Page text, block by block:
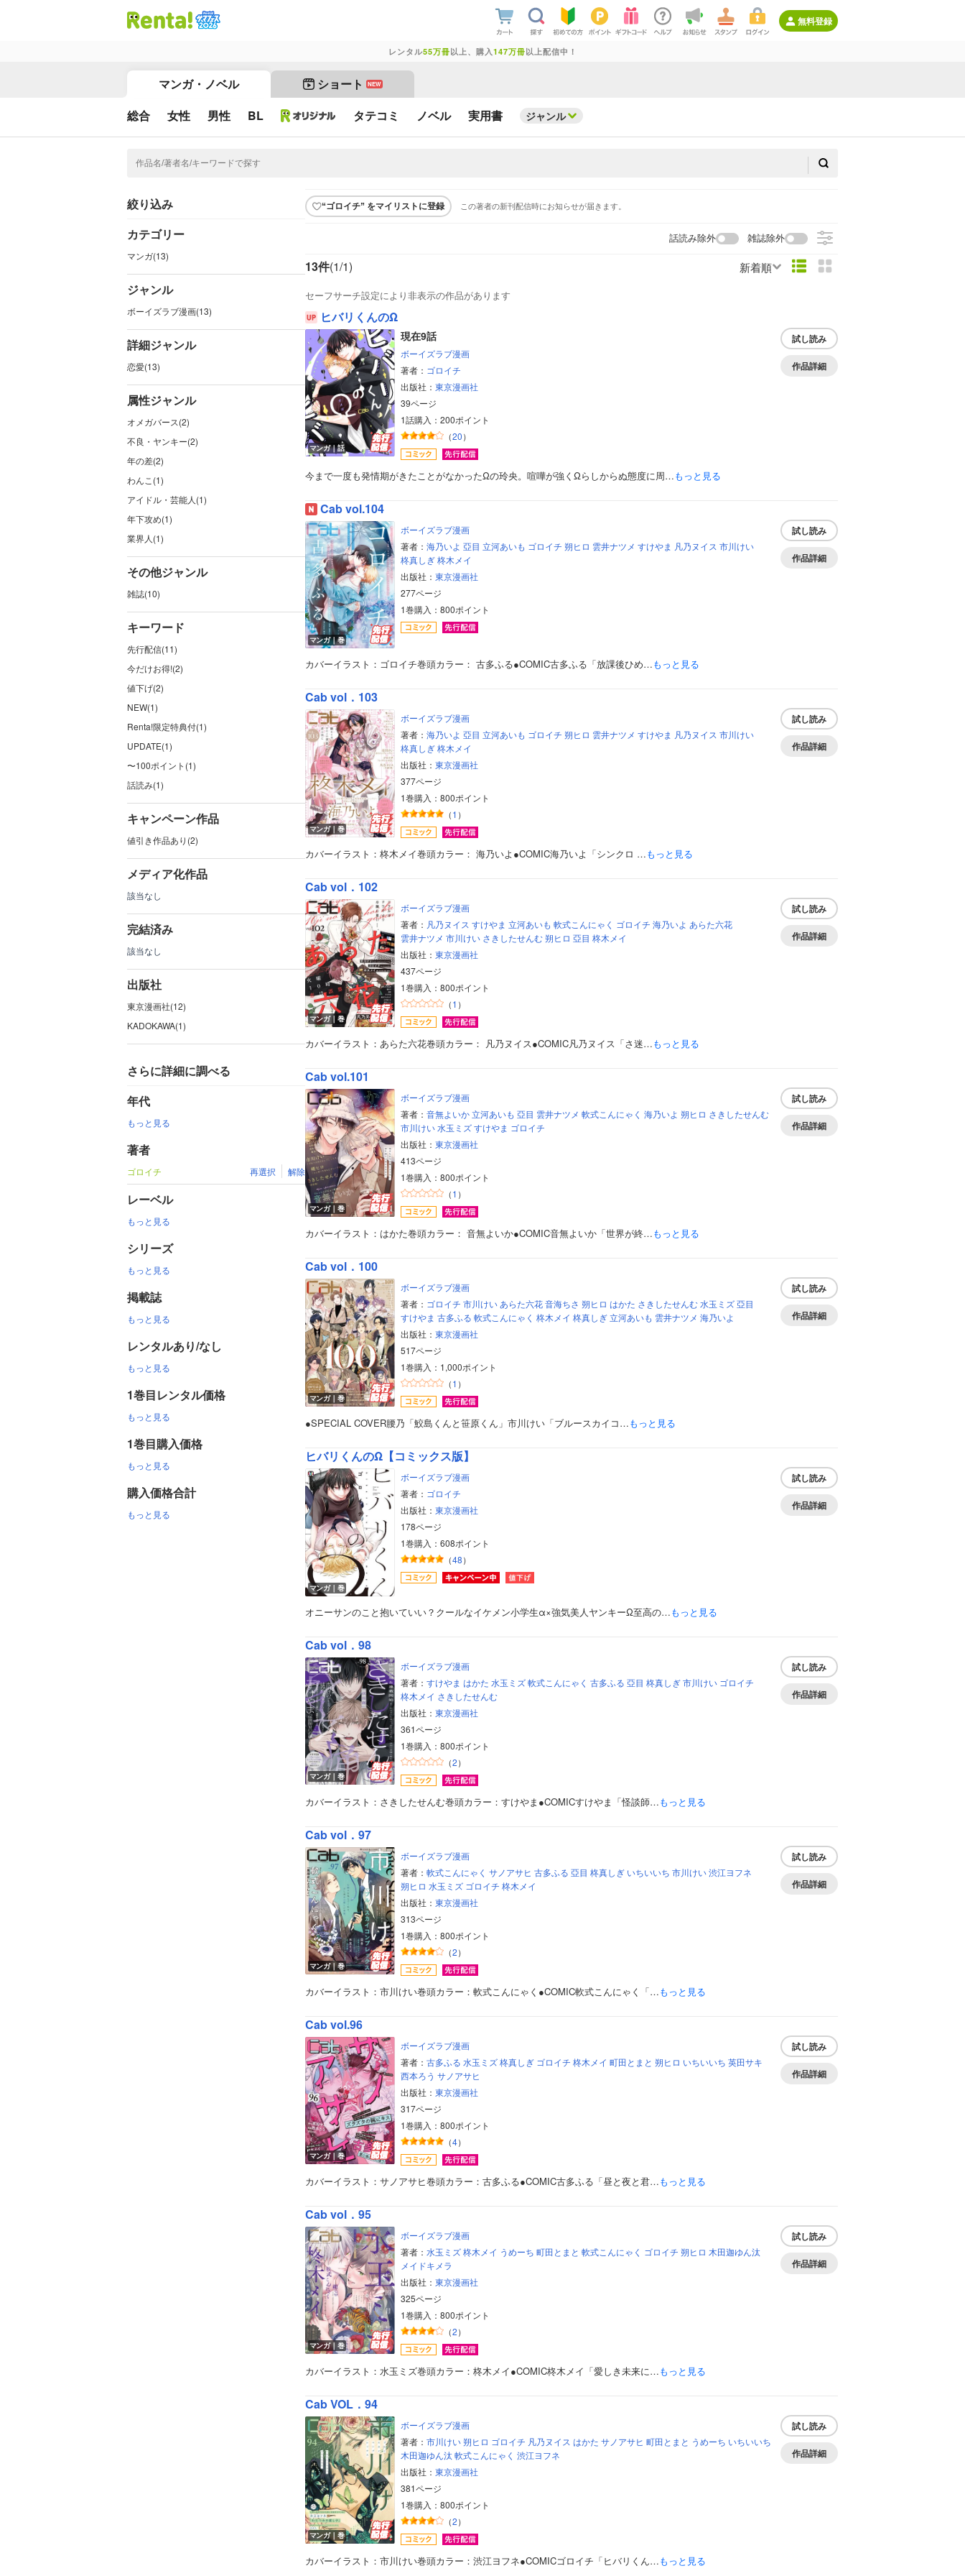
無料登録
レンタル55万冊以上、購入 147万冊以上配信中！
マンガ・ノベル ショート NEW
総合 女性 男性 BL タテコミ ノベル 実用書 ジャンル
絞り込み
カテゴリー
マンガ(13)
ジャンル
ボーイズラブ漫画(13)
詳細ジャンル
恋愛(13)
属性ジャンル
オメガバース(2)
不良・ヤンキー(2)
年の差(2)
わんこ(1)
アイドル・芸能人(1)
年下攻め(1)
業界人(1)
その他ジャンル
雑誌(10)
キーワード
先行配信(11)
今だけお得!(2)
値下げ(2)
NEW(1)
Renta!限定特典付(1)
UPDATE(1)
〜100ポイント(1)
話読み(1)
キャンペーン作品
値引き作品あり(2)
メディア化作品
該当なし
完結済み
該当なし
出版社
東京漫画社(12)
KADOKAWA(1)
さらに詳細に調べる
年代
もっと見る
著者
ゴロイチ 再選択 解除
レーベル
もっと見る
シリーズ
もっと見る
掲載誌
もっと見る
レンタルあり/なし
もっと見る
1巻目レンタル価格
もっと見る
1巻目購入価格
もっと見る
購入価格合計
もっと見る
“ゴロイチ” をマイリストに登録 この著者の新刊配信時にお知らせが届きます。
話読み除外 雑誌除外
13件(1/1) 新着順
セーフサーチ設定により非表示の作品があります
ボーイズラブ
ティーンズラブ
女性写真集
ヒバリくんのΩ
マンガ｜話
現在9話
ボーイズラブ漫画
著者： ゴロイチ
出版社： 東京漫画社
39ページ
1話購入：200ポイント
（20）
試し読み
作品詳細
今まで一度も発情期がきたことがなかったΩの玲央。喧嘩が強くΩらしからぬ態度に周…もっと見る
Cab vol.104
マンガ｜巻
ボーイズラブ漫画
著者： 海乃いよ 亞目 立河あいも ゴロイチ 朔ヒロ 雲井ナツメ すけやま 凡乃ヌイス 市川けい
柊真しぎ 柊木メイ
出版社： 東京漫画社
277ページ
1巻購入：800ポイント
試し読み
作品詳細
カバーイラスト：ゴロイチ巻頭カラー： 古多ふる●COMIC古多ふる「放課後ひめ…もっと見る
Cab vol．103
マンガ｜巻
ボーイズラブ漫画
著者： 海乃いよ 亞目 立河あいも ゴロイチ 朔ヒロ 雲井ナツメ すけやま 凡乃ヌイス 市川けい
柊真しぎ 柊木メイ
出版社： 東京漫画社
377ページ
1巻購入：800ポイント
（1 ）
試し読み
作品詳細
カバーイラスト：柊木メイ巻頭カラー： 海乃いよ●COMIC海乃いよ「シンクロ …もっと見る
Cab vol．102
マンガ｜巻
ボーイズラブ漫画
著者： 凡乃ヌイス すけやま 立河あいも 軟式こんにゃく ゴロイチ 海乃いよ あらた六花
雲井ナツメ 市川けい さきしたせんむ 朔ヒロ 亞目 柊木メイ
出版社： 東京漫画社
437ページ
1巻購入：800ポイント
（1 ）
試し読み
作品詳細
カバーイラスト：あらた六花巻頭カラー： 凡乃ヌイス●COMIC凡乃ヌイス「さ迷…もっと見る
Cab vol.101
マンガ｜巻
ボーイズラブ漫画
著者： 音無よいか 立河あいも 亞目 雲井ナツメ 軟式こんにゃく 海乃いよ 朔ヒロ さきしたせんむ
市川けい 水玉ミズ すけやま ゴロイチ
出版社： 東京漫画社
413ページ
1巻購入：800ポイント
（1 ）
試し読み
作品詳細
カバーイラスト：はかた巻頭カラー： 音無よいか●COMIC音無よいか「世界が終…もっと見る
Cab vol．100
マンガ｜巻
ボーイズラブ漫画
著者： ゴロイチ 市川けい あらた六花 音海ちさ 朔ヒロ はかた さきしたせんむ 水玉ミズ 亞目
すけやま 古多ふる 軟式こんにゃく 柊木メイ 柊真しぎ 立河あいも 雲井ナツメ 海乃いよ
出版社： 東京漫画社
517ページ
1巻購入：1,000ポイント
（1 ）
試し読み
作品詳細
●SPECIAL COVER腰乃「鮫島くんと笹原くん」市川けい「ブルースカイコ…もっと見る
ヒバリくんのΩ【コミックス版】
マンガ｜巻
ボーイズラブ漫画
著者： ゴロイチ
出版社： 東京漫画社
178ページ
1巻購入：608ポイント
（48）
試し読み
作品詳細
オニーサンのこと抱いていい？クールなイケメン小学生α×強気美人ヤンキーΩ至高の…もっと見る
Cab vol．98
マンガ｜巻
ボーイズラブ漫画
著者： すけやま はかた 水玉ミズ 軟式こんにゃく 古多ふる 亞目 柊真しぎ 市川けい ゴロイチ
柊木メイ さきしたせんむ
出版社： 東京漫画社
361ページ
1巻購入：800ポイント
（2）
試し読み
作品詳細
カバーイラスト：さきしたせんむ巻頭カラー：すけやま●COMICすけやま「怪談師…もっと見る
Cab vol．97
マンガ｜巻
ボーイズラブ漫画
著者： 軟式こんにゃく サノアサヒ 古多ふる 亞目 柊真しぎ いちいいち 市川けい 渋江ヨフネ
朔ヒロ 水玉ミズ ゴロイチ 柊木メイ
出版社： 東京漫画社
313ページ
1巻購入：800ポイント
（2）
試し読み
作品詳細
カバーイラスト：市川けい巻頭カラー：軟式こんにゃく●COMIC軟式こんにゃく「…もっと見る
Cab vol.96
マンガ｜巻
ボーイズラブ漫画
著者： 古多ふる 水玉ミズ 柊真しぎ ゴロイチ 柊木メイ 町田とまと 朔ヒロ いちいいち 英田サキ
西本ろう サノアサヒ
出版社： 東京漫画社
317ページ
1巻購入：800ポイント
（4）
試し読み
作品詳細
カバーイラスト：サノアサヒ巻頭カラー：古多ふる●COMIC古多ふる「昼と夜と君…もっと見る
Cab vol．95
マンガ｜巻
ボーイズラブ漫画
著者： 水玉ミズ 柊木メイ うめーち 町田とまと 軟式こんにゃく ゴロイチ 朔ヒロ 木田迦ゆん汰
メイドキメラ
出版社： 東京漫画社
325ページ
1巻購入：800ポイント
（2）
試し読み
作品詳細
カバーイラスト：水玉ミズ巻頭カラー：柊木メイ●COMIC柊木メイ「愛しき未来に…もっと見る
Cab VOL．94
マンガ｜巻
ボーイズラブ漫画
著者： 市川けい 朔ヒロ ゴロイチ 凡乃ヌイス はかた サノアサヒ 町田とまと うめーち いちいいち
木田迦ゆん汰 軟式こんにゃく 渋江ヨフネ
出版社： 東京漫画社
381ページ
1巻購入：800ポイント
（2）
試し読み
作品詳細
カバーイラスト：市川けい巻頭カラー：渋江ヨフネ●COMICゴロイチ「ヒバリくん…もっと見る